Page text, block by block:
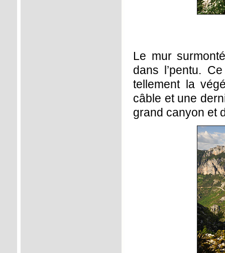
Le mur
dans l’pentu.
tellement la
câble et une
grand canyon et